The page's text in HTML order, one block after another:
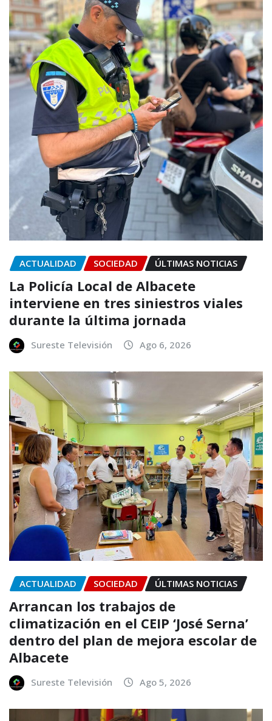
ACTUALIDAD SOCIEDAD ÚLTIMAS NOTICIAS
La Policía Local de Albacete
interviene en tres siniestros viales
durante la última jornada
Sureste Televisión Ago 6, 2026
ACTUALIDAD SOCIEDAD ÚLTIMAS NOTICIAS
Arrancan los trabajos de
climatización en el CEIP ‘José Serna’
dentro del plan de mejora escolar de
Albacete
Sureste Televisión Ago 5, 2026